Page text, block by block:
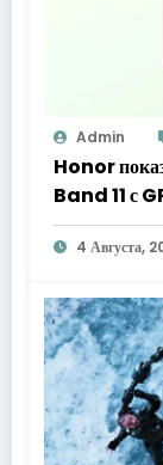
Admin
Honor
Band 11 с
4 Августа,